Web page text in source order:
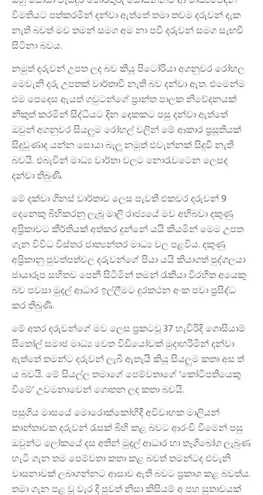
විමතියට පත්කරමින් දන්වා ඇත්තේ තමා තවම දරුවන් දැක
නැති බවත් මව තමන් සමග අම නා පවී දරුවන් සමග සැඟවී
සිටිනා බවය.
නමුත් දරුවන් උපත ලද බව කියූ පිටෝරියා අගනුවර රෝහල
මෙවැනි දරු උපතක් වාර්තාවී නැති බව දන්වා ඇත. එමෙන්ම
එම පෙදෙස ඇයත් ගවුටන්ගේ ප්‍රාන්ත පාලක නිවේදනයක්
නිකුත් කරමින් සිද්ධියට දින දෙකකට පසු දන්වා ඇත්තේ
ඔවුන් අගනුවර සියලුම රෝහල් වලින් මේ ආකාර ප්‍රසූතියක්
සිදුවුණාද යන්න සොයා බැලූ නමුත් එවැන්නක් සිදුවී නැති
බවයි. එබැවින් මාධ්‍ය වාර්තා වලට නොරැවටෙන ලෙසද
දන්වා තිබුණි.
මේ දක්වා ගිනස් වාර්තාව ලෙස පැවති එකවර දරුවන් 9
දෙනෙකු බිහිකරනු ලැබූ මාලි රාජ්‍යයේ මව අභිබවා දකුණු
අප්‍රිකාවට කීර්තියක් අත්කර දුන්නේ යයි කියමින් මෙම උපත
ගැන විවිධ විස්තර ජාත්‍යන්තර මාධ්‍ය වල පළවිය. දකුණු
අප්‍රිකානු පුවත්පත්වල දරුවන්ගේ පියා යයි කියාගත් පුද්ගලයා
ඡායාරූප සහිතව පෙනී සිටිමින් තමන් රැකියා විරහිත අයෙකු
බව පවසා මුදල් ආධාර ඉල්ලීමට දුරකථන අංක පවා ප්‍රසිද්ධ
කර තිබුණි.
මේ අතර දරුවන්ගේ මව ලෙස ප්‍රකටවූ 37 හැවිරිදි ගොසියාම්
සිතෝල් සමාජ මාධ්‍ය වෙත වීඩියෝවක් මුදාහරිමින් දන්වා
ඇත්තේ තමන්ට දරුවන් ලැබී ඇතැයි කියූ සියලුම කතා අස ත්‍
ය බවයි. මේ සියල්ල තමාගේ පෙම්වතාගේ ‘කෝටිපතියෙකු
වීමේ’ උවමනාවෙන් ගොතන ලද කතා බවයි.
පසුගිය මාසයේ මොරොක්කෝහිදී අවිවාහක මාලියන්
කාන්තාවක දරුවන් රැසක් බිහි කළ බවට ආරංචි වීමෙන් පසු
ඔවුන්ට ලෝකයේ දස අතින් මුදල් ආධාර හා තෑගිබෝග ලැබුණ
හැටි ගැන තම පෙම්වතා කතා කළ බවත් තමන්ටද එවැනි
වාසනාවක් ලබාගන්නට ආසාව ඇති බවට ප්‍රකාශ කළ බවත්ය.
තමා ගැන පළ වූ වැර දි පුවත් නිසා කිසියම් අ පහ සුතාවයක්